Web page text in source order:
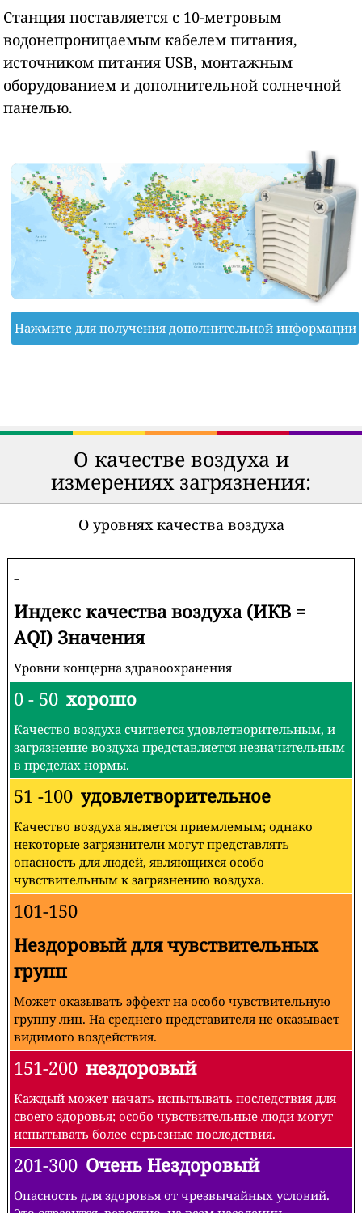
Станция поставляется с 10-метровым
водонепроницаемым кабелем питания,
источником питания USB, монтажным
оборудованием и дополнительной солнечной
панелью.
Нажмите для получения дополнительной информации
О качестве воздуха и
измерениях загрязнения:
О уровнях качества воздуха
-
Индекс качества воздуха (ИКВ =
AQI) Значения
Уровни концерна здравоохранения
0 - 50 хорошо
Качество воздуха считается удовлетворительным, и
загрязнение воздуха представляется незначительным
в пределах нормы.
51 -100 удовлетворительное
Качество воздуха является приемлемым; однако
некоторые загрязнители могут представлять
опасность для людей, являющихся особо
чувствительным к загрязнению воздуха.
101-150
Нездоровый для чувствительных
групп
Может оказывать эффект на особо чувствительную
группу лиц. На среднего представителя не оказывает
видимого воздействия.
151-200 нездоровый
Каждый может начать испытывать последствия для
своего здоровья; особо чувствительные люди могут
испытывать более серьезные последствия.
201-300 Очень Нездоровый
Опасность для здоровья от чрезвычайных условий.